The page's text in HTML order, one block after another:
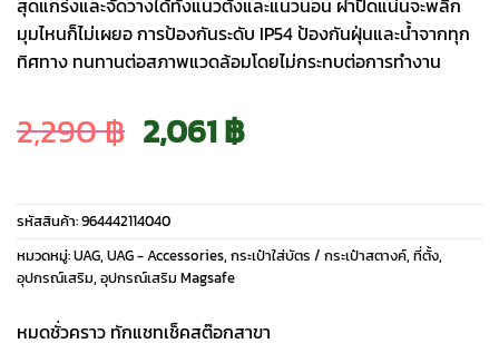
สุดแกร่งและจัดวางได้ทั้งแนวตั้งและแนวนอน ฝาปิดแน่นจะพลิก
มุมไหนก็ไม่เผยอ การป้องกันระดับ IP54 ป้องกันฝุ่นและน้ำจากทุก
ทิศทาง ทนทานต่อสภาพแวดล้อมโดยไม่กระทบต่อการทำงาน
2,290฿ Original
price
was:
2,290 ฿.
2,061฿Current
price
is:
2,061 ฿.
รหัสสินค้า:964442114040
หมวดหมู่:UAG, UAG - Accessories, กระเป๋าใส่บัตร / กระเป๋าสตางค์, ที่ตั้ง,
อุปกรณ์เสริม, อุปกรณ์เสริม Magsafe
หมดชั่วคราว ทักแชทเช็คสต๊อกสาขา